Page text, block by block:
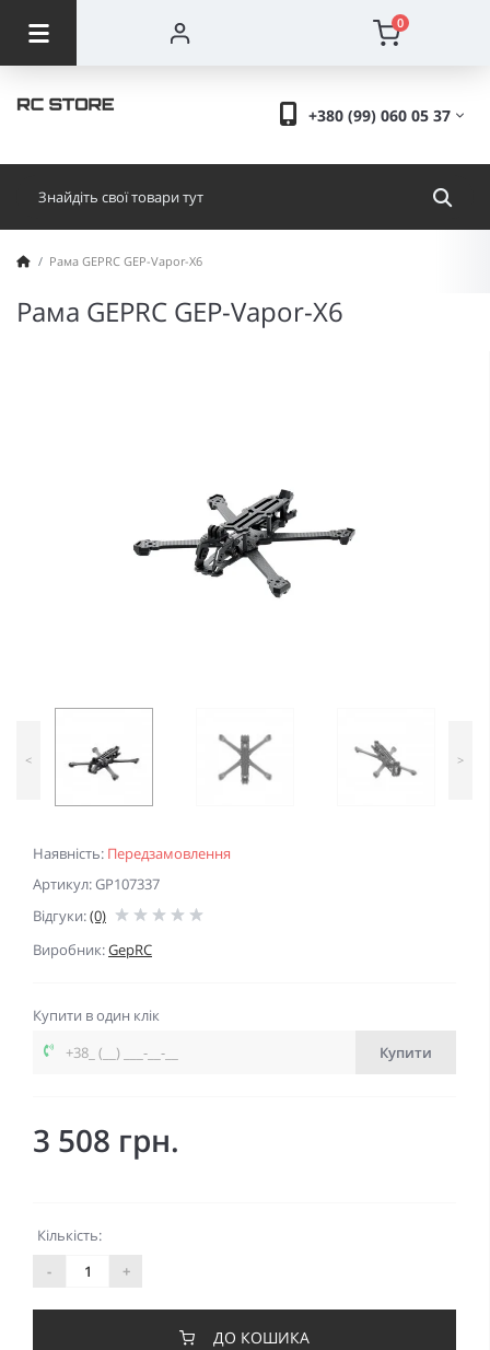
0
+380 (99) 060 05 37
Рама GEPRC GEP-Vapor-X6
Рама GEPRC GEP-Vapor-X6
Наявність: Передзамовлення
Артикул: GP107337
Відгуки:(0)
Виробник:GepRC
< >
Купити в один клік
Купити
3 508 грн.
Кількість:
-
+
ДО КОШИКА